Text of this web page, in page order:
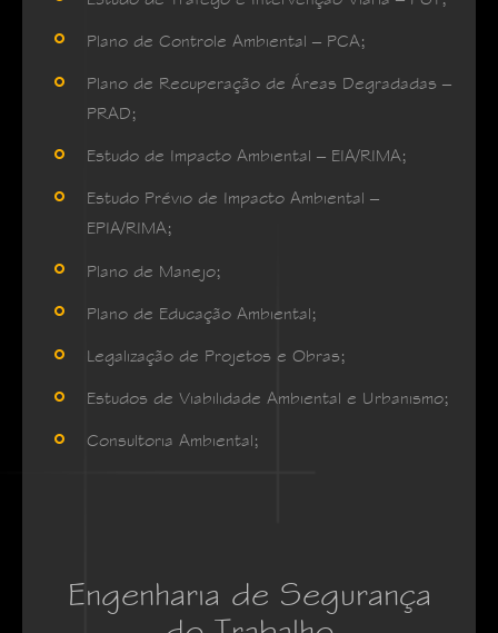
Plano de Controle Ambiental – PCA;
Plano de Recuperação de Áreas Degradadas –
PRAD;
Estudo de Impacto Ambiental – EIA/RIMA;
Estudo Prévio de Impacto Ambiental –
EPIA/RIMA;
Plano de Manejo;
Plano de Educação Ambiental;
Legalização de Projetos e Obras;
Estudos de Viabilidade Ambiental e Urbanismo;
Consultoria Ambiental;
Engenharia de Segurança
do Trabalho